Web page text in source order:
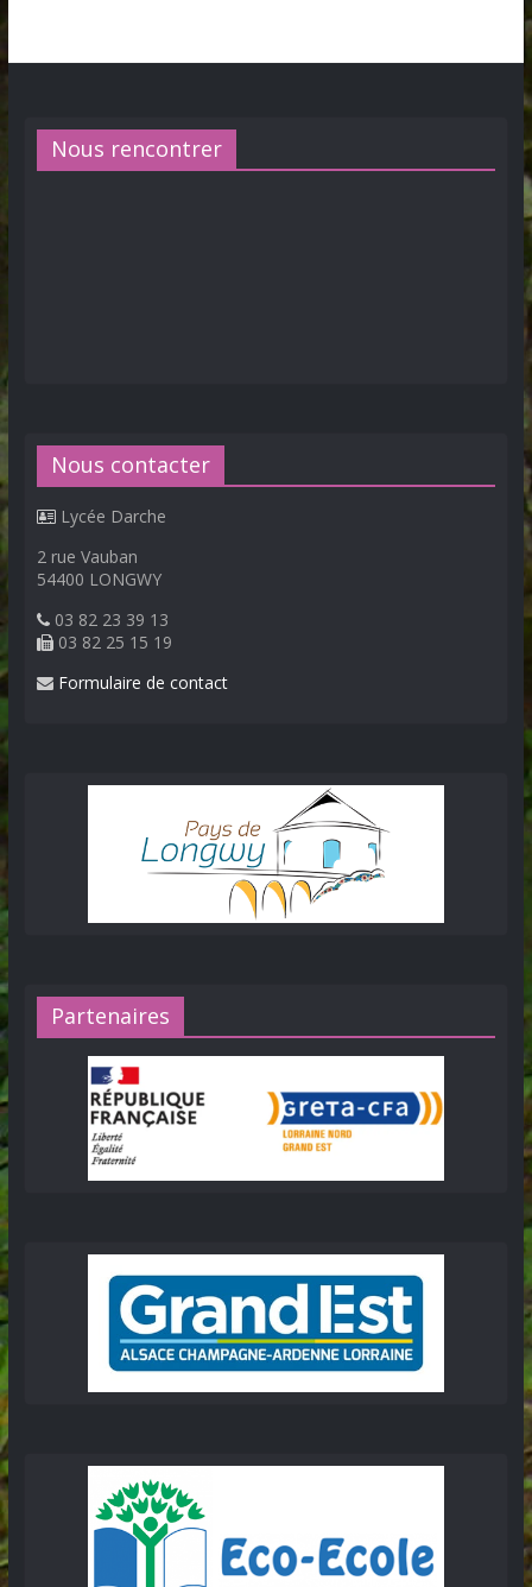
Nous rencontrer
Nous contacter
Lycée Darche
2 rue Vauban
54400 LONGWY
03 82 23 39 13
03 82 25 15 19
Formulaire de contact
Partenaires